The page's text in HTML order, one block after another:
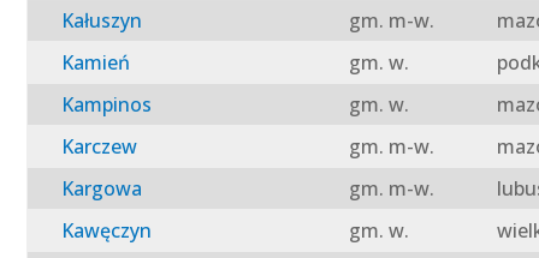
Kałuszyn
gm. m-w.
Kamień
gm. w.
Kampinos
gm. w.
Karczew
gm. m-w.
Kargowa
gm. m-w.
Kawęczyn
gm. w.